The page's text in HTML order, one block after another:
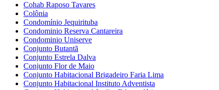
Cohab Raposo Tavares
Colônia
Condomínio Jequirituba
Condominio Reserva Cantareira
Condominio Uniserve
Conjunto Butantã
Conjunto Estrela Dalva
Conjunto Flor de Maio
Conjunto Habitacional Brigadeiro Faria Lima
Conjunto Habitacional Instituto Adventista